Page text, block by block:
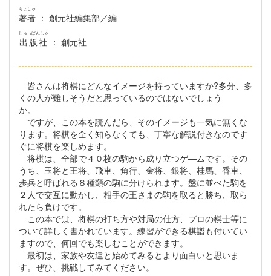
著者
ちょしゃ
： 創元社編集部／編
出版社
しゅっぱんしゃ
： 創元社
皆さんは将棋にどんなイメージを持っていますか?多分、多
くの人が難しそうだと思っているのではないでしょう
か。
ですが、この本を読んだら、そのイメージも一気に無くな
ります。将棋を全く知らなくても、丁寧な解説付きなのです
ぐに将棋を楽しめます。
将棋は、全部で４０枚の駒から成り立つゲ―ムです。その
うち、玉将と王将、飛車、角行、金将、銀将、桂馬、香車、
歩兵と呼ばれる８種類の駒に分けられます。盤に並べた駒を
２人で交互に動かし、相手の王さまの駒を取ると勝ち、取ら
れたら負けです。
この本では、将棋の打ち方や対局の仕方、プロの棋士等に
ついて詳しく書かれています。練習ができる棋譜も付いてい
ますので、何回でも楽しむことができます。
最初は、家族や友達と始めてみるとより面白いと思いま
す。ぜひ、挑戦してみてください。